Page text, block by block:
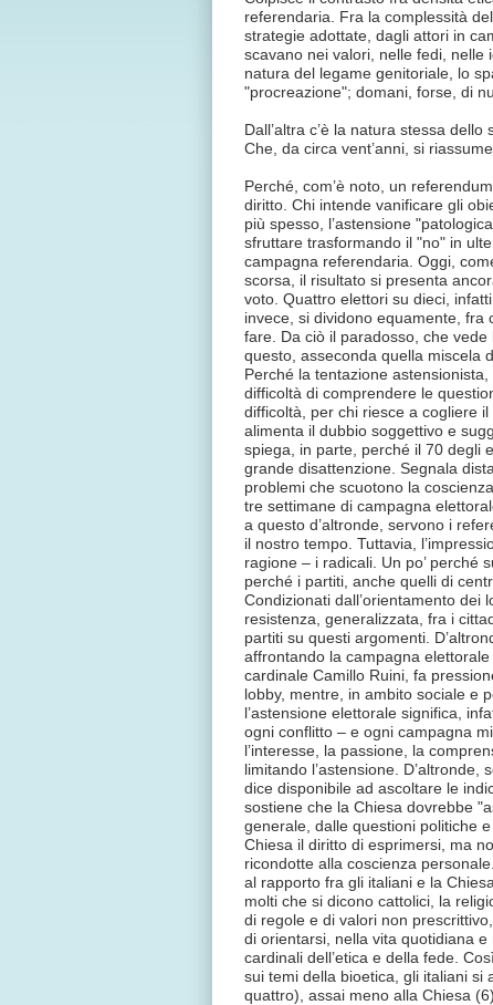
referendaria. Fra la complessità
strategie adottate, dagli attori in
scavano nei valori, nelle fedi, nelle
natura del legame genitoriale, lo
"procreazione"; domani, forse, di
Dall’altra c’è la natura stessa
Che, da circa vent’anni, si
Perché, com’è noto, un
diritto. Chi intende vanificare gli
più spesso, l’astensione
sfruttare trasformando il "no" in
campagna referendaria. Oggi,
scorsa, il risultato si presenta
voto. Quattro elettori su dieci,
invece, si dividono equamente,
fare. Da ciò il paradosso, che
questo, asseconda quella miscela
Perché la tentazione
difficoltà di comprendere le
difficoltà, per chi riesce a cogliere
alimenta il dubbio soggettivo e
spiega, in parte, perché il 70 degli
grande disattenzione. Segnala
problemi che scuotono la
tre settimane di campagna
a questo d’altronde, servono i
il nostro tempo. Tuttavia,
ragione – i radicali. Un po’ perché
perché i partiti, anche quelli di
Condizionati dall’orientamento dei
resistenza, generalizzata, fra i
partiti su questi argomenti.
affrontando la campagna
cardinale Camillo Ruini, fa
lobby, mentre, in ambito sociale e
l’astensione elettorale significa,
ogni conflitto – e ogni campagna
l’interesse, la passione, la
limitando l’astensione.
dice disponibile ad ascoltare le
sostiene che la Chiesa dovrebbe
generale, dalle questioni politiche
Chiesa il diritto di esprimersi, ma
ricondotte alla coscienza
al rapporto fra gli italiani e la
molti che si dicono cattolici, la
di regole e di valori non
di orientarsi, nella vita quotidiana
cardinali dell’etica e della fede.
sui temi della bioetica, gli italiani si
quattro), assai meno alla Chiesa